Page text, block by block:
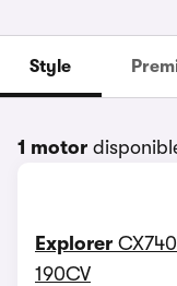
Style
1 motor
Explorer
190CV